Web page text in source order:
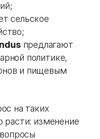
сельское
предлагают
политике,
и пищевым
на таких
расти: изменение